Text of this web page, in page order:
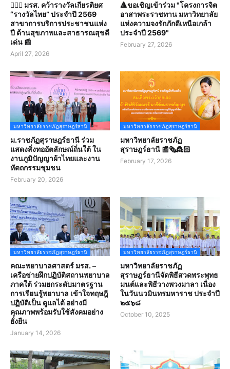
👩🏻‍⚕️ มรส. คว้ารางวัลเกียรติยศ
“รางวัลไทย” ประจำปี 2569
สาขาการบริการประชาชนแห่ง
ปี ด้านสุขภาพและสาธารณสุขดี
เด่น 📰
April 27, 2026
🔺ขอเชิญเข้าร่วม "โครงการจิต
อาสาพระราชทาน มหาวิทยาลัย
แห่งความจงรักภักดีเหนือเกล้า
ประจำปี 2569"
February 27, 2026
มหาวิทยาลัยราชภัฏสุราษฎร์ธานี
ม.ราชภัฏสุราษฎร์ธานี ร่วม
แสดงสิ่งทออัตลักษณ์ถิ่นใต้ ใน
งานภูมิปัญญาผ้าไทยและงาน
หัตถกรรมชุมชน
February 20, 2026
มหาวิทยาลัยราชภัฏสุราษฎร์ธานี
มหาวิทยาลัยราชภัฏ
สุราษฎร์ธานี 📰🗞️👸🏻
February 17, 2026
มหาวิทยาลัยราชภัฏสุราษฎร์ธานี
คณะพยาบาลศาสตร์ มรส. –
เครือข่ายฝึกปฏิบัติสถานพยาบาล
ภาคใต้ ร่วมยกระดับมาตรฐาน
การเรียนรู้พยาบาล เข้าใจทฤษฎี
ปฏิบัติเป็น ดูแลได้ อย่างมี
คุณภาพพร้อมรับใช้สังคมอย่าง
ยั่งยืน
January 14, 2026
มหาวิทยาลัยราชภัฏสุราษฎร์ธานี
มหาวิทยาลัยราชภัฏ
สุราษฎร์ธานีจัดพิธีสวดพระพุทธ
มนต์และพิธีวางพวงมาลา เนื่อง
ในวันนวมินทรมหาราช ประจำปี
๒๕๖๘
October 10, 2025